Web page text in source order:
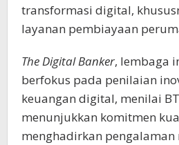
transformasi digital,
layanan pembiayaan
The Digital Banker, lembaga
berfokus pada penilaian
keuangan digital, menilai
menunjukkan komitmen
menghadirkan pengalaman